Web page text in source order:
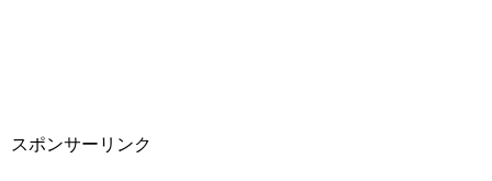
スポンサーリンク